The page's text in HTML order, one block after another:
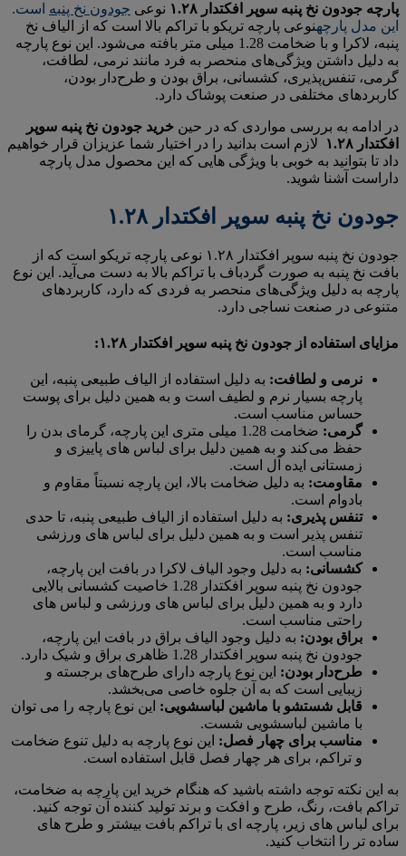
پارچه جودون نخ پنبه سوپر افکتدار ۱.۲۸ نوعی جودون نخ پنبه است.
این مدل پارچهنوعی پارچه تریکو با تراکم بالا است که از الیاف نخ
پنبه، لاکرا و با ضخامت 1.28 میلی متر بافته می‌شود. این نوع پارچه
به دلیل داشتن ویژگی‌های منحصر به فرد مانند نرمی، لطافت،
گرمی، تنفس‌پذیری، کشسانی، براق بودن و طرح‌دار بودن،
کاربردهای مختلفی در صنعت پوشاک دارد.
در ادامه به بررسی مواردی که در حین خرید جودون نخ پنبه سوپر
افکتدار ۱.۲۸
لازم است بدانید را در اختیار شما عزیزان قرار خواهیم
داد تا بتوانید به خوبی با ویژگی هایی که این محصول مدل پارچه
داراست آشنا شوید.
جودون نخ پنبه سوپر افکتدار ۱.۲۸
جودون نخ پنبه سوپر افکتدار ۱.۲۸ نوعی پارچه تریکو است که از
بافت نخ پنبه به صورت گردباف با تراکم بالا به دست می‌آید. این نوع
پارچه به دلیل ویژگی‌های منحصر به فردی که دارد، کاربردهای
متنوعی در صنعت نساجی دارد.
مزایای استفاده از جودون نخ پنبه سوپر افکتدار ۱.۲۸:
نرمی و لطافت: به دلیل استفاده از الیاف طبیعی پنبه، این
پارچه بسیار نرم و لطیف است و به همین دلیل برای پوست
حساس مناسب است.
گرمی:
ضخامت 1.28 میلی متری این پارچه، گرمای بدن را
حفظ می‌کند و به همین دلیل برای لباس های پاییزی و
زمستانی ایده آل است.
مقاومت: به دلیل ضخامت بالا، این پارچه نسبتاً مقاوم و
بادوام است.
تنفس پذیری: به دلیل استفاده از الیاف طبیعی پنبه، تا حدی
تنفس پذیر است و به همین دلیل برای لباس های ورزشی
مناسب است.
کشسانی: به دلیل وجود الیاف لاکرا در بافت این پارچه،
جودون نخ پنبه سوپر افکتدار 1.28 خاصیت کشسانی بالایی
دارد و به همین دلیل برای لباس های ورزشی و لباس های
راحتی مناسب است.
براق بودن: به دلیل وجود الیاف براق در بافت این پارچه،
جودون نخ پنبه سوپر افکتدار 1.28 ظاهری براق و شیک دارد.
طرح‌دار بودن: این نوع پارچه دارای طرح‌های برجسته و
زیبایی است که به آن جلوه خاصی می‌بخشد.
قابل شستشو با ماشین لباسشویی: این نوع پارچه را می توان
با ماشین لباسشویی شست.
مناسب برای چهار فصل: این نوع پارچه به دلیل تنوع ضخامت
و تراکم، برای هر چهار فصل قابل استفاده است.
به این نکته توجه داشته باشید که هنگام خرید این پارچه به ضخامت،
تراکم بافت، رنگ، طرح و افکت و برند تولید کننده آن توجه کنید.
برای لباس های زیر، پارچه ای با تراکم بافت بیشتر و طرح های
ساده تر را انتخاب کنید.